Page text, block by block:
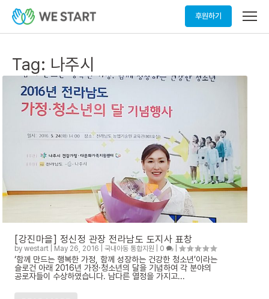
후원하기
메
열
Tag: 나주시
[강진마을] 정신정 관장 전라남도 도지사 표창
by westart May 26, 2016 국내아동 통합지원 0
‘함께 만드는 행복한 가정, 함께 성장하는 건강한 청소년’이라는
슬로건 아래 2016년 가정·청소년의 달을 기념하여 각 분야의
공로자들이 수상하였습니다. 남다른 열정을 가지고...